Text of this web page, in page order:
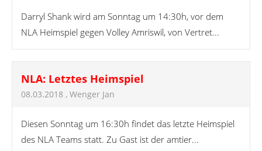
Darryl Shank wird am Sonntag um 14:30h, vor dem
NLA Heimspiel gegen Volley Amriswil, von Vertret...
NLA: Letztes Heimspiel
08.03.2018 , Wenger Jan
Diesen Sonntag um 16:30h findet das letzte Heimspiel
des NLA Teams statt. Zu Gast ist der amtier...